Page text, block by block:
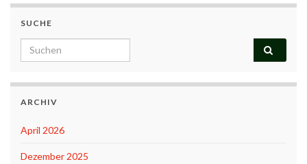
SUCHE
Search for:
ARCHIV
April 2026
Dezember 2025